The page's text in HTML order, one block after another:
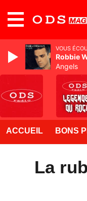
ACCUEIL BONS
La
VOUS
Robbie
Angels